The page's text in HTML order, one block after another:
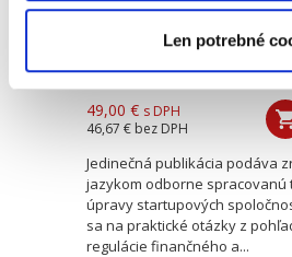
Len potrebné
Barbora Grambličková,Ján
49,00 € s DPH
46,67 € bez DPH
Jedinečná publikácia podáva
jazykom odborne spracovanú
úpravy startupových
sa na praktické otázky z
regulácie finančného a...